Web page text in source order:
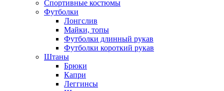
Спортивные костюмы
Футболки
Лонгслив
Майки, топы
Футболки длинный рукав
Футболки короткий рукав
Штаны
Брюки
Капри
Леггинсы